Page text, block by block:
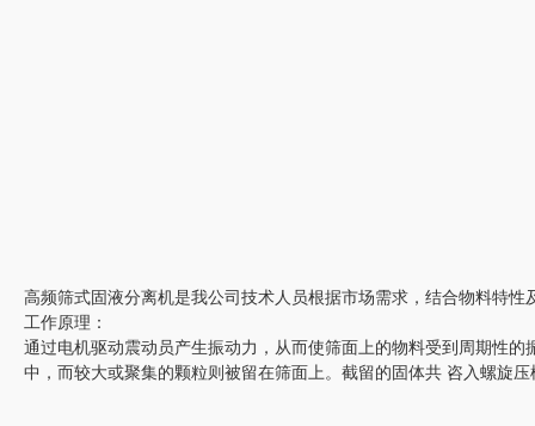
高频筛式固液分离机是我公司技术人员根据市场需求，结合物料特
工作原理：
通过电机驱动震动员产生振动力，从而使筛面上的物料受到周期性
中，而较大或聚集的颗粒则被留在筛面上。截留的固体共 咨入螺旋